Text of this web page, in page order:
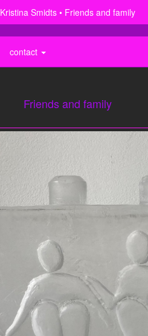
Kristina Smidts Friends and family
contact
Friends and family